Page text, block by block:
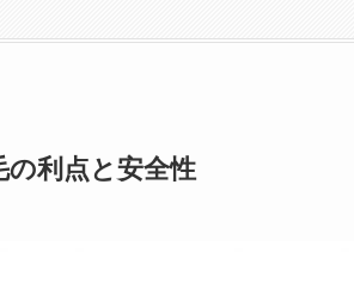
の利点と安全性